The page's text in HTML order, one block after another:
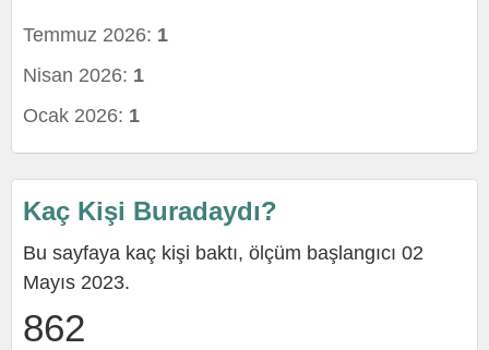
Temmuz 2026: 1
Nisan 2026: 1
Ocak 2026: 1
Kaç Kişi Buradaydı?
Bu sayfaya kaç kişi baktı, ölçüm başlangıcı 02
Mayıs 2023.
862